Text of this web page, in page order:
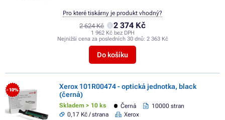
2 624 Kč 2 374 Kč
1 962 Kč bez DPH
Nejnižší cena za posledních 30 dnů: 2 363 Kč
Do košíku
Pro které tiskárny je produkt vhodný?
- 10%
Xerox 101R00474 - optická jednotka, black
(černá)
Skladem > 10 ks Černá
10000 stran
0,17 Kč / strana
Xerox